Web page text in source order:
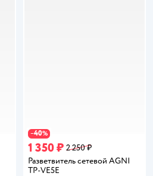
−40%
1 350 ₽ 2 250 ₽
Разветвитель сетевой AGNI
TP-VE5E